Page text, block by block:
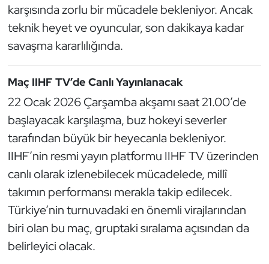
karşısında zorlu bir mücadele bekleniyor. Ancak
teknik heyet ve oyuncular, son dakikaya kadar
savaşma kararlılığında.
Maç IIHF TV’de Canlı Yayınlanacak
22 Ocak 2026 Çarşamba akşamı saat 21.00’de
başlayacak karşılaşma, buz hokeyi severler
tarafından büyük bir heyecanla bekleniyor.
IIHF’nin resmi yayın platformu IIHF TV üzerinden
canlı olarak izlenebilecek mücadelede, millî
takımın performansı merakla takip edilecek.
Türkiye’nin turnuvadaki en önemli virajlarından
biri olan bu maç, gruptaki sıralama açısından da
belirleyici olacak.
Kano ve Rafting
Karate
Kempo
Kick Boks
Kürek
Masa Tenisi
Modern Pentatlon
Motor Sporları